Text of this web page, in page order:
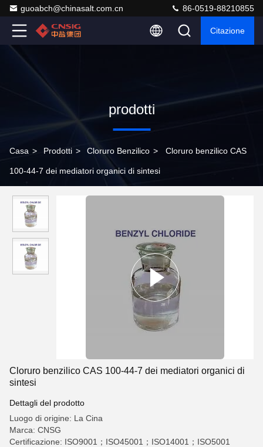
guoabch@chinasalt.com.cn 86-0519-88210855
Citazione
prodotti
Casa > Prodotti > Cloruro Benzilico > Cloruro benzilico CAS
100-44-7 dei mediatori organici di sintesi
Cloruro benzilico CAS 100-44-7 dei mediatori organici di
sintesi
Dettagli del prodotto
Luogo di origine: La Cina
Marca: CNSG
Certificazione: ISO9001；ISO45001；ISO14001；ISO5001